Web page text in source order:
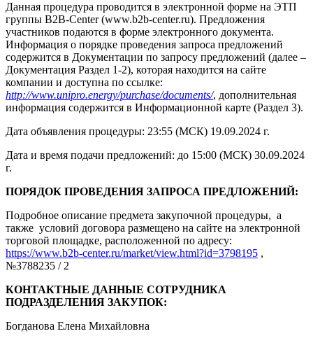
Данная процедура проводится в электронной форме на ЭТП
группы B2B-Center (www.b2b-center.ru). Предложения
участников подаются в форме электронного документа.
Информация о порядке проведения запроса предложений
содержится в Документации по запросу предложений (далее –
Документация Раздел 1-2), которая находится на сайте
компании и доступна по ссылке:
http://www.unipro.energy/purchase/documents/, дополнительная
информация содержится в Информационной карте (Раздел 3).
Дата объявления процедуры: 23:55 (МСК) 19.09.2024 г.
Дата и время подачи предложений: до 15:00 (МСК) 30.09.2024
г.
ПОРЯДОК ПРОВЕДЕНИЯ ЗАПРОСА ПРЕДЛОЖЕНИЙ:
Подробное описание предмета закупочной процедуры, а
также условий договора размещено на сайте на электронной
торговой площадке, расположенной по адресу:
https://www.b2b-center.ru/market/view.html?id=3798195 ,
№3788235 / 2
КОНТАКТНЫЕ ДАННЫЕ СОТРУДНИКА
ПОДРАЗДЕЛЕНИЯ ЗАКУПОК:
Богданова Елена Михайловна